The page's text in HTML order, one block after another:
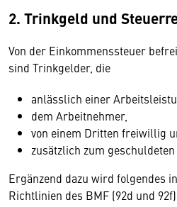
2. Trinkgeld und
Von der Einkommenssteuer
sind Trinkgelder, die
anlässlich einer
dem Arbeitnehmer,
von einem Dritten freiwillig
zusätzlich zum
Ergänzend dazu wird folgendes
Richtlinien des BMF (92d und